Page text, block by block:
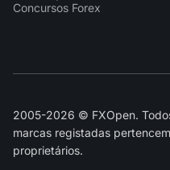
Concursos Forex
2005-2026 © FXOpen.
marcas registadas
proprietários.